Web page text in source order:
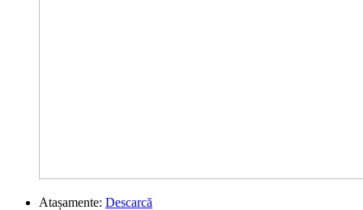
Atașamente: Descarcă